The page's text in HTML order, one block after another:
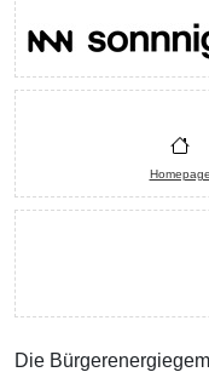
Homepage
Die